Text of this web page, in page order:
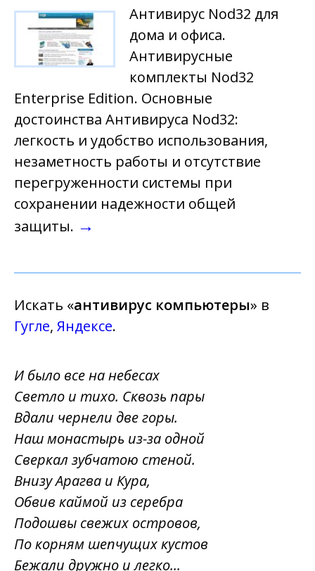
Антивирус Nod32 для
дома и офиса.
Антивирусные
комплекты Nod32
Enterprise Edition. Основные
достоинства Антивируса Nod32:
легкость и удобство использования,
незаметность работы и отсутствие
перегруженности системы при
сохранении надежности общей
защиты. →
Искать «антивирус компьютеры» в
Гугле, Яндексе.
И было все на небесах
Светло и тихо. Сквозь пары
Вдали чернели две горы.
Наш монастырь из-за одной
Сверкал зубчатою стеной.
Внизу Арагва и Кура,
Обвив каймой из серебра
Подошвы свежих островов,
По корням шепчущих кустов
Бежали дружно и легко...